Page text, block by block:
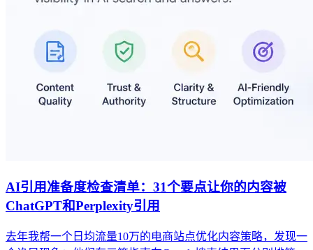
AI引用准备度检查清单：31个要点让你的内容被
ChatGPT和Perplexity引用
去年我帮一个日均流量10万的电商站点优化内容策略，发现一